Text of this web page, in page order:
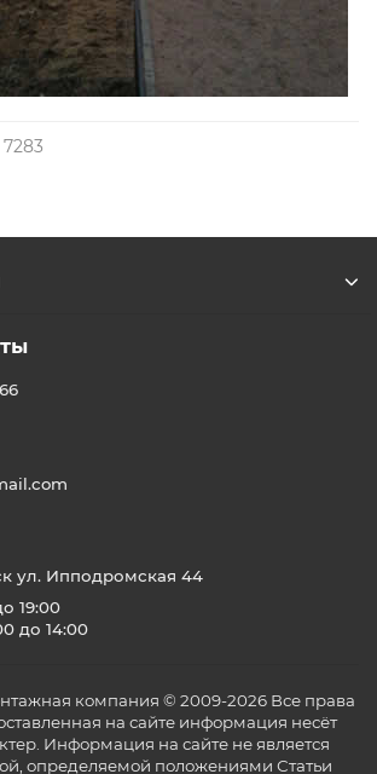
7283
ул. Ипподромская 44
19:00
до 14:00
компания © 2009-2026 Все права
на сайте информация несёт
Информация на сайте не является
определяемой положениями Статьи